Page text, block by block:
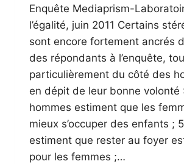
ET
DES
HOMMES
Enquête Mediaprism-
l’égalité, juin 2011 Certains
sont encore fortement ancrés
des répondants à l’enquête,
particulièrement du côté des
en dépit de leur bonne volonté
hommes estiment que les
mieux s’occuper des enfants ;
estiment que rester au foyer
pour les femmes ;…